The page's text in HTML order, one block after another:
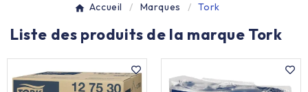
Produit ouate 
Accueil Marques Tork
Liste des produits de la marque Tork